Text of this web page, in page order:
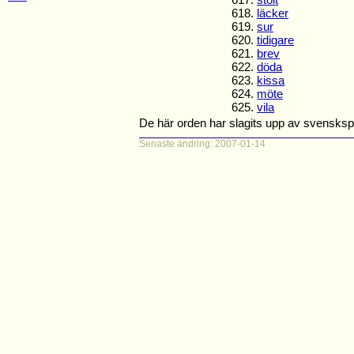
618. läcker
619.sur
620.tidigare
621. brev
622.döda
623. kissa
624. möte
625.vila
De här orden har slagits upp av
Senaste ändring: 2007-01-14